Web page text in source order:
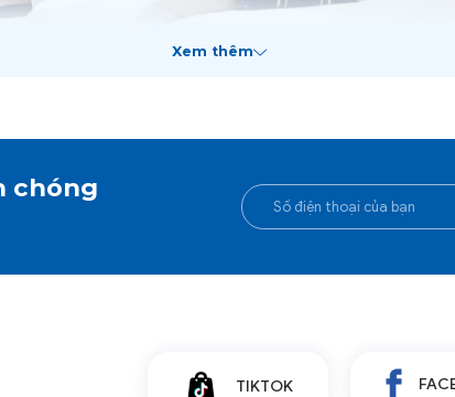
đóng gói thành phẩm và đưa ra thị trường, chăn ra Thanh Thủy
nhận an toàn sức khỏe cho người dùng và theo quy trình sản
thành thương hiệu hàng Việt Nam chất lượng cao tiêu biểu của
Xem thêm
chóng
TIKTOK